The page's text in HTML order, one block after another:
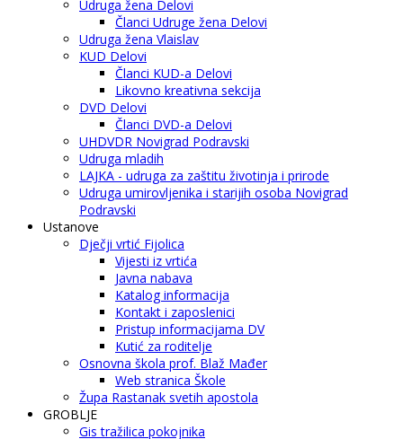
Udruga žena Delovi
Članci Udruge žena Delovi
Udruga žena Vlaislav
KUD Delovi
Članci KUD-a Delovi
Likovno kreativna sekcija
DVD Delovi
Članci DVD-a Delovi
UHDVDR Novigrad Podravski
Udruga mladih
LAJKA - udruga za zaštitu životinja i prirode
Udruga umirovljenika i starijih osoba Novigrad
Podravski
Ustanove
Dječji vrtić Fijolica
Vijesti iz vrtića
Javna nabava
Katalog informacija
Kontakt i zaposlenici
Pristup informacijama DV
Kutić za roditelje
Osnovna škola prof. Blaž Mađer
Web stranica Škole
Župa Rastanak svetih apostola
GROBLJE
Gis tražilica pokojnika